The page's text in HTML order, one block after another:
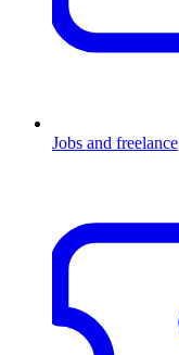
Jobs and freelance